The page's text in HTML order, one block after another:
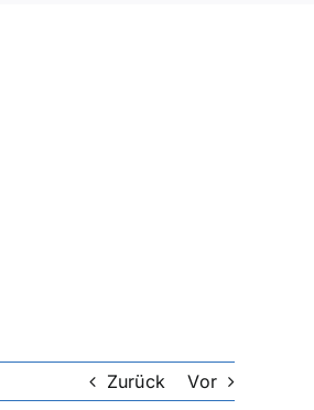
Zurück Vor